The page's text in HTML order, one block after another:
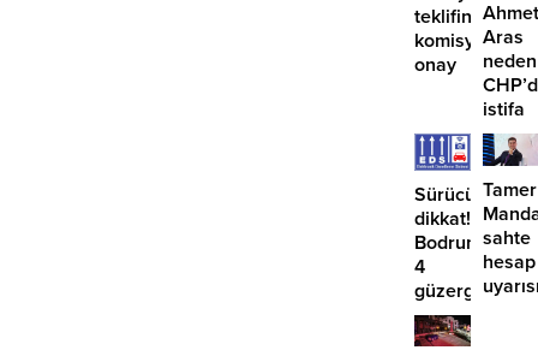
teklifine
komisyondan
onay
Ahmet
Aras
neden
istifa
Sürücüler
dikkat!
Bodrum’da
4
güzergahta
EDS
başlıyor
Tamer
sahte
hesap